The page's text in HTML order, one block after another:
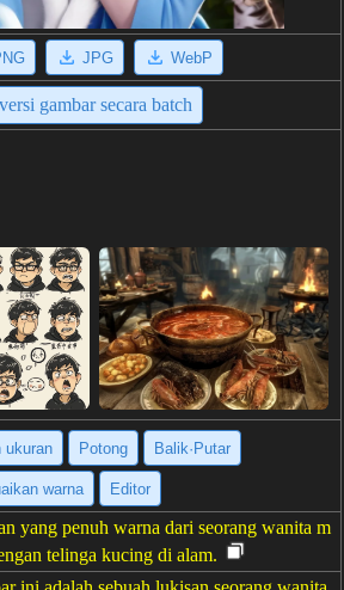
JPG WebP
gambar secara batch
ukuran Potong Balik·Putar
warna Editor
yang penuh warna dari seorang wanita m
telinga kucing di alam.